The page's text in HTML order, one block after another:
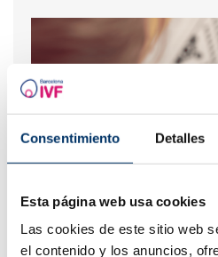
Consentimiento Detalles
Esta página web usa cookies
Las cookies de este sitio web
el contenido y los anuncios,